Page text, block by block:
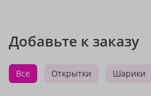
Добавьте к заказу
Все Открытки Шарики